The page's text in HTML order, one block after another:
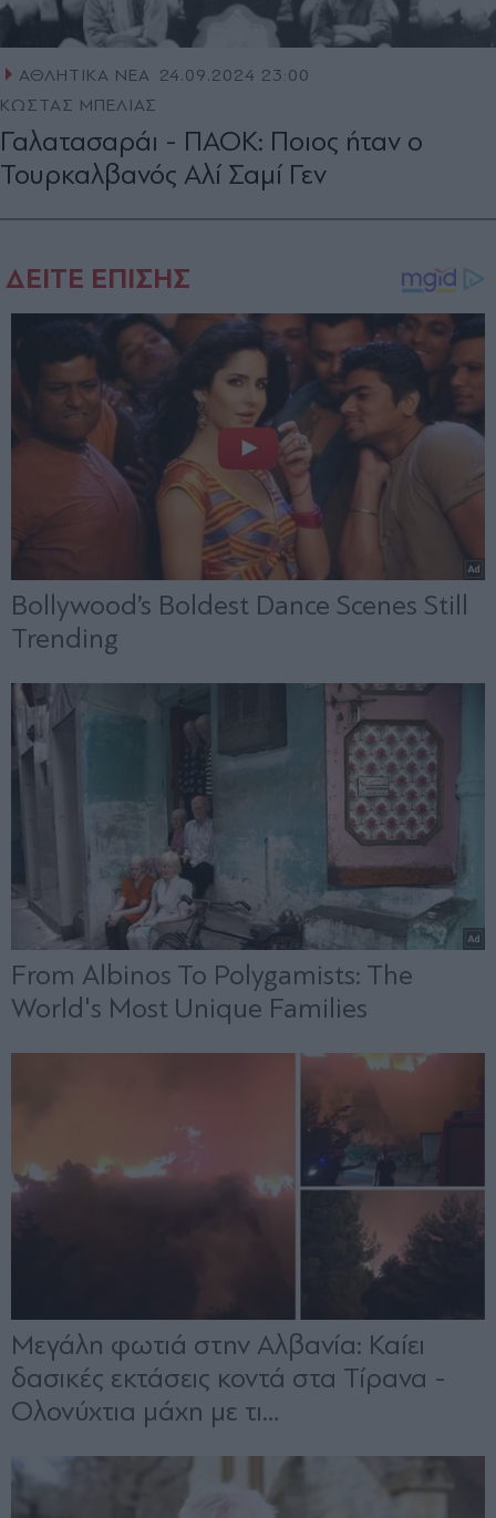
ΑΘΛΗΤΙΚΑ ΝΕΑ 24.09.2024 23:00
ΚΩΣΤΑΣ ΜΠΕΛΙΑΣ
Γαλατασαράι - ΠΑΟΚ: Ποιος ήταν ο
Τουρκαλβανός Αλί Σαμί Γεν